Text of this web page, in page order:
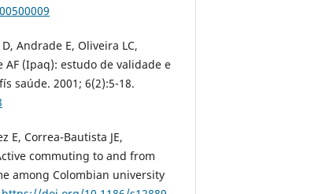
Andrade E, Oliveira LC,
(Ipaq): estudo de validade e
saúde. 2001; 6(2):5-18.
E, Correa-Bautista JE,
commuting to and from
among Colombian university